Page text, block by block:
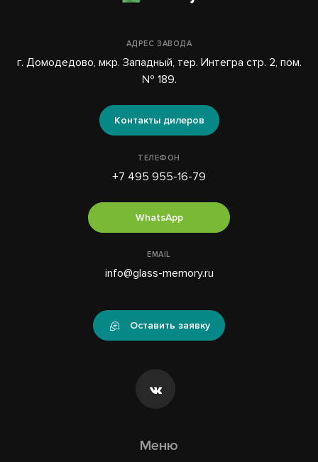
АДРЕС ЗАВОДА
г. Домодедово, мкр. Западный, тер. Интегра стр. 2, пом.
№ 189.
Контакты дилеров
ТЕЛЕФОН
+7 495 955-16-79
WhatsApp
EMAIL
info@glass-memory.ru
Оставить заявку
Меню